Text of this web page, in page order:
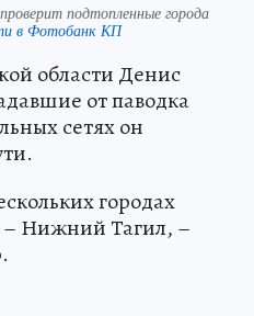
подтопленные города
в Фотобанк КП
области Денис
от паводка
сетях он
городах
– Нижний Тагил, –